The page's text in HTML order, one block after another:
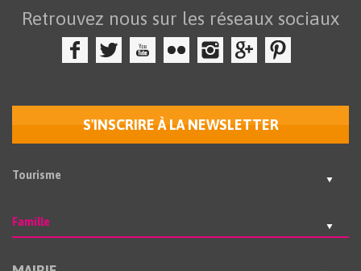
Retrouvez nous sur les réseaux sociaux
S'INSCRIRE À LA NEWSLETTER
Tourisme
Famille